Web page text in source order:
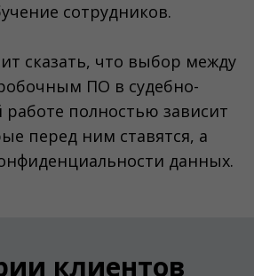
сотрудников.
сказать, что выбор между
ПО в судебно-
полностью зависит
перед ним ставятся, а
данных.
клиентов